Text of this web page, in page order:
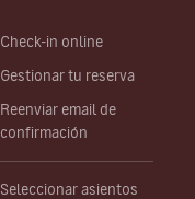
Check-in online
Gestionar tu reserva
Reenviar email de
confirmación
Seleccionar asientos